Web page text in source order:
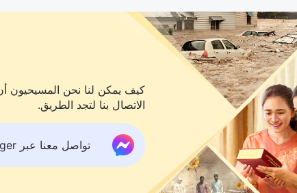
كيف يمكن لنا نحن المسيحيون
الاتصال بنا لتجد الطريق.
تواصل معنا عبر Messenger